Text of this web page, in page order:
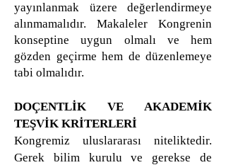
yayınlanmak üzere değerlendirmeye
alınmamalıdır. Makaleler Kongrenin
konseptine uygun olmalı ve hem
gözden geçirme hem de düzenlemeye
tabi olmalıdır.
DOÇENTLİK VE AKADEMİK
TEŞVİK KRİTERLERİ
Kongremiz uluslararası niteliktedir.
Gerek bilim kurulu ve gerekse de